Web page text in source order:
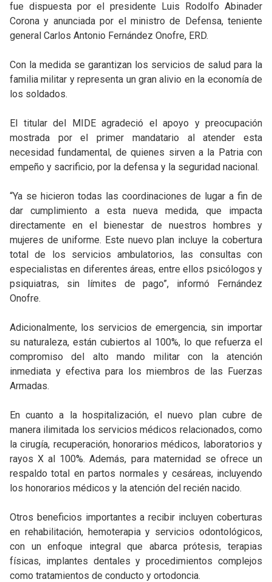
fue dispuesta por el presidente Luis Rodolfo Abinader
Corona y anunciada por el ministro de Defensa, teniente
general Carlos Antonio Fernández Onofre, ERD.
Con la medida se garantizan los servicios de salud para la
familia militar y representa un gran alivio en la economía de
los soldados.
El titular del MIDE agradeció el apoyo y preocupación
mostrada por el primer mandatario al atender esta
necesidad fundamental, de quienes sirven a la Patria con
empeño y sacrificio, por la defensa y la seguridad nacional.
“Ya se hicieron todas las coordinaciones de lugar a fin de
dar cumplimiento a esta nueva medida, que impacta
directamente en el bienestar de nuestros hombres y
mujeres de uniforme. Este nuevo plan incluye la cobertura
total de los servicios ambulatorios, las consultas con
especialistas en diferentes áreas, entre ellos psicólogos y
psiquiatras, sin límites de pago”, informó Fernández
Onofre.
Adicionalmente, los servicios de emergencia, sin importar
su naturaleza, están cubiertos al 100%, lo que refuerza el
compromiso del alto mando militar con la atención
inmediata y efectiva para los miembros de las Fuerzas
Armadas.
En cuanto a la hospitalización, el nuevo plan cubre de
manera ilimitada los servicios médicos relacionados, como
la cirugía, recuperación, honorarios médicos, laboratorios y
rayos X al 100%. Además, para maternidad se ofrece un
respaldo total en partos normales y cesáreas, incluyendo
los honorarios médicos y la atención del recién nacido.
Otros beneficios importantes a recibir incluyen coberturas
en rehabilitación, hemoterapia y servicios odontológicos,
con un enfoque integral que abarca prótesis, terapias
físicas, implantes dentales y procedimientos complejos
como tratamientos de conducto y ortodoncia.